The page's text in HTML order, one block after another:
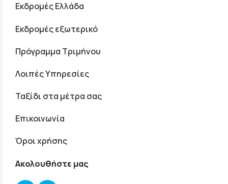
Εκδρομές Ελλάδα
Εκδρομές εξωτερικό
Πρόγραμμα Τριμήνου
Λοιπές Υπηρεσίες
Ταξίδι στα μέτρα σας
Επικοινωνία
Όροι χρήσης
Ακολουθήστε μας